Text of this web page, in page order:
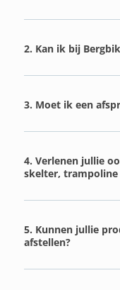
2. Kan ik bij
3. Moet ik een
4. Verlenen jullie
skelter, trampoline
5. Kunnen jullie
afstellen?